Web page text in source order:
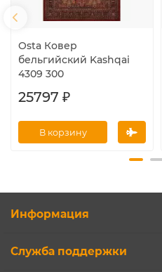
Osta Ковер
бельгийский Kashqai
4309 300
25797 ₽
В корзину
Информация
Служба поддержки